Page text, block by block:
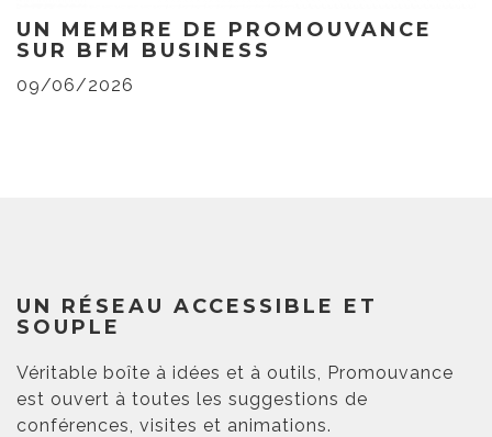
UN MEMBRE DE PROMOUVANCE
SUR BFM BUSINESS
09/06/2026
UN RÉSEAU ACCESSIBLE ET
SOUPLE
Véritable boîte à idées et à outils, Promouvance
est ouvert à toutes les suggestions de
conférences, visites et animations.